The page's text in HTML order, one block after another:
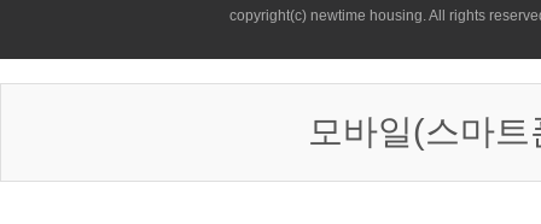
copyright(c) newtime housing. All rights
모바일(스마